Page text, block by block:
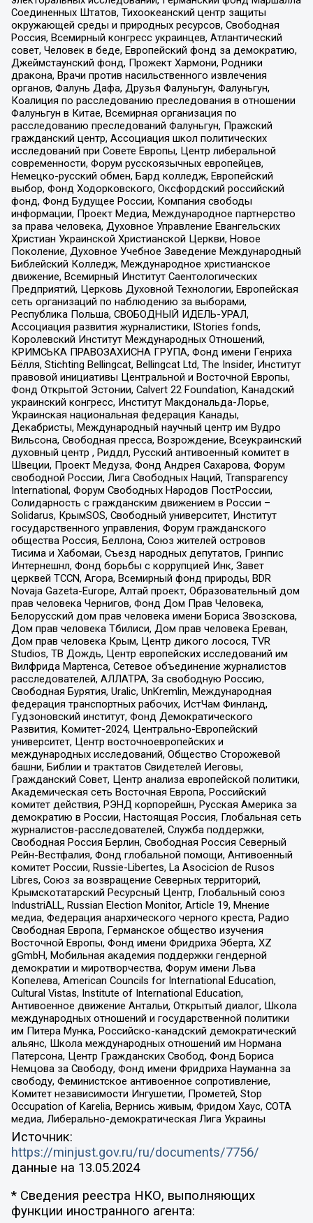
Соединенных Штатов, Тихоокеанский центр защиты
окружающей среды и природных ресурсов, Свободная
Россия, Всемирный конгресс украинцев, Атлантический
совет, Человек в беде, Европейский фонд за демократию,
Джеймстаунский фонд, Прожект Хармони, Родники
дракона, Врачи против насильственного извлечения
органов, Фалунь Дафа, Друзья Фалуньгун, Фалуньгун,
Коалиция по расследованию преследования в отношении
Фалуньгун в Китае, Всемирная организация по
расследованию преследований Фалуньгун, Пражский
гражданский центр, Ассоциация школ политических
исследований при Совете Европы, Центр либеральной
современности, Форум русскоязычных европейцев,
Немецко-русский обмен, Бард колледж, Европейский
выбор, Фонд Ходорковского, Оксфордский российский
фонд, Фонд Будущее России, Компания свободы
информации, Проект Медиа, Международное партнерство
за права человека, Духовное Управление Евангельских
Христиан Украинской Христианской Церкви, Новое
Поколение, Духовное Учебное Заведение Международный
Библейский Колледж, Международное христианское
движение, Всемирный Институт Саентологических
Предприятий, Церковь Духовной Технологии, Европейская
сеть организаций по наблюдению за выборами,
Республика Польша, СВОБОДНЫЙ ИДЕЛЬ-УРАЛ,
Ассоциация развития журналистики, IStories fonds,
Королевский Институт Международных Отношений,
КРИМСЬКА ПРАВОЗАХИСНА ГРУПА, Фонд имени Генриха
Бёлля, Stichting Bellingcat, Bellingcat Ltd, The Insider, Институт
правовой инициативы Центральной и Восточной Европы,
Фонд Открытой Эстонии, Calvert 22 Foundation, Канадский
украинский конгресс, Институт Макдональда-Лорье,
Украинская национальная федерация Канады,
Декабристы, Международный научный центр им Вудро
Вильсона, Свободная пресса, Возрождение, Всеукраинский
духовный центр , Риддл, Русский антивоенный комитет в
Швеции, Проект Медуза, Фонд Андрея Сахарова, Форум
свободной России, Лига Свободных Наций, Transparеncy
International, Форум Свободных Народов ПостРоссии,
Солидарность с гражданским движением в России –
Solidarus, КрымSOS, Свободный университет, Институт
государственного управления, Форум гражданского
общества Россия, Беллона, Союз жителей островов
Тисима и Хабомаи, Съезд народных депутатов, Гринпис
Интернешнл, Фонд борьбы с коррупцией Инк, Завет
церквей TCCN, Агора, Всемирный фонд природы, BDR
Novaja Gazeta-Europe, Алтай проект, Образовательный дом
прав человека Чернигов, Фонд Дом Прав Человека,
Белорусский дом прав человека имени Бориса Звозскова,
Дом прав человека Тбилиси, Дом прав человека Ереван,
Дом прав человека Крым, Центр дикого лосося, TVR
Studios, ТВ Дождь, Центр европейских исследований им
Вилфрида Мартенса, Сетевое объединение журналистов
расследователей, АЛЛАТРА, За свободную Россию,
Свободная Бурятия, Uralic, UnKremlin, Международная
федерация транспортных рабочих, ИстЧам Финланд,
Гудзоновский институт, Фонд Демократического
Развития, Комитет-2024, Центрально-Европейский
университет, Центр восточноевропейских и
международных исследований, Общество Сторожевой
башни, Библии и трактатов Свидетелей Иеговы,
Гражданский Совет, Центр анализа европейской политики,
Академическая сеть Восточная Европа, Российский
комитет действия, РЭНД корпорейшн, Русская Америка за
демократию в России, Настоящая Россия, Глобальная сеть
журналистов-расследователей, Служба поддержки,
Свободная Россия Берлин, Свободная Россия Северный
Рейн-Вестфалия, Фонд глобальной помощи, Антивоенный
комитет России, Russie-Libertes, La Asocicion de Rusos
Libres, Союз за возвращение Северных территорий,
Крымскотатарский Ресурсный Центр, Глобальный союз
IndustriALL, Russian Election Monitor, Article 19, Мнение
медиа, Федерация анархического черного креста, Радио
Свободная Европа, Германское общество изучения
Восточной Европы, Фонд имени Фридриха Эберта, XZ
gGmbH, Мобильная академия поддержки гендерной
демократии и миротворчества, Форум имени Льва
Копелева, American Councils for International Education,
Cultural Vistas, Institute of International Education,
Антивоенное движение Антальи, Открытый диалог, Школа
международных отношений и государственной политики
им Питера Мунка, Российско-канадский демократический
альянс, Школа международных отношений им Нормана
Патерсона, Центр Гражданских Свобод, Фонд Бориса
Немцова за Свободу, Фонд имени Фридриха Науманна за
свободу, Феминистское антивоенное сопротивление,
Комитет независимости Ингушетии, Прометей, Stop
Occupation of Karelia, Вернись живым, Фридом Хаус, СОТА
медиа, Либерально-демократическая Лига Украины
Источник:
https://minjust.gov.ru/ru/documents/7756/
данные на 13.05.2024
* Сведения реестра НКО, выполняющих
функции иностранного агента: